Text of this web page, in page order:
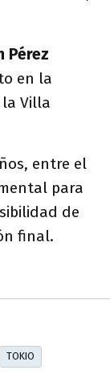
Pérez
en la
Villa
entre el
para
de
final.
TOKIO